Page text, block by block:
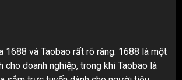
1688 và Taobao rất rõ ràng: 1688 là một
cho doanh nghiệp, trong khi Taobao là